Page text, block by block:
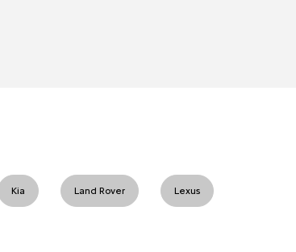
Kia Land Rover Lexus